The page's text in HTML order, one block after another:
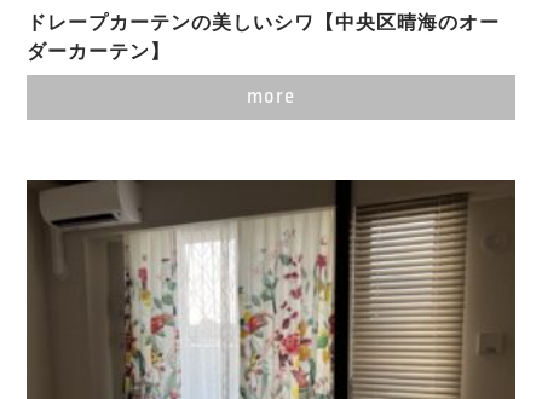
ドレープカーテンの美しいシワ【中央区晴海のオー
ダーカーテン】
more